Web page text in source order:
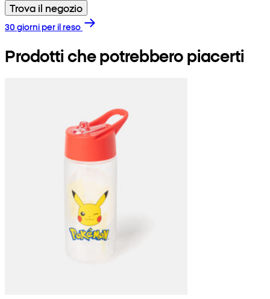
Trova il negozio
30 giorni per il reso
Prodotti che potrebbero piacerti